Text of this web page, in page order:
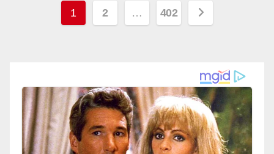
Posts
1 2 … 402